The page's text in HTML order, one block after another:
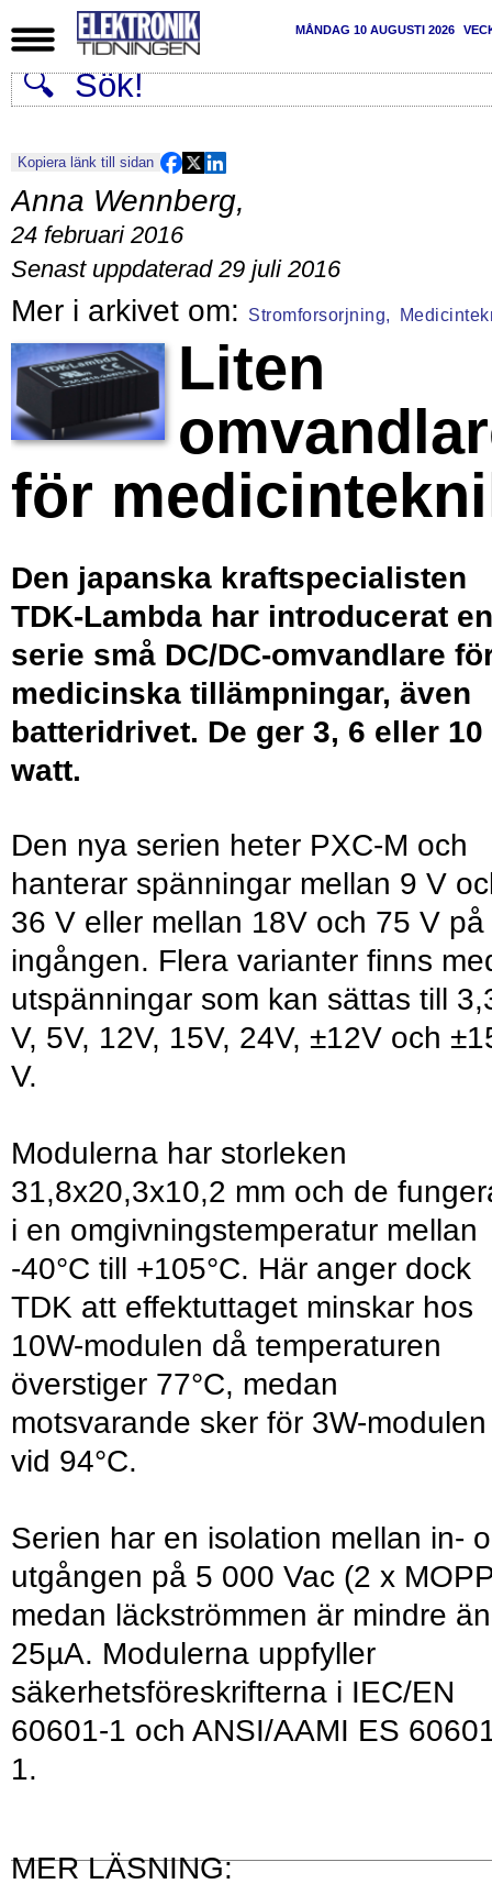
MÅNDAG 10 AUGUSTI 2026
Kopiera länk till sidan
Anna Wennberg,
24 februari 2016
Senast uppdaterad 29 juli 2016
Stromforsorjning,
Liten
för
Den japanska kraftspecialisten
TDK-Lambda har introducerat en
serie små DC/DC-omvandlare
medicinska tillämpningar, även
batteridrivet. De ger 3, 6 eller 10
watt.
Den nya serien heter PXC-M och
hanterar spänningar mellan 9 V
36 V eller mellan 18V och 75 V på
ingången. Flera varianter finns
utspänningar som kan sättas till
V, 5V, 12V, 15V, 24V, ±12V och
V.
Modulerna har storleken
31,8x20,3x10,2 mm och de
i en omgivningstemperatur mellan
-40°C till +105°C. Här anger dock
TDK att effektuttaget minskar hos
10W-modulen då temperaturen
överstiger 77°C, medan
motsvarande sker för 3W-modulen
vid 94°C.
Serien har en isolation mellan in-
utgången på 5 000 Vac (2 x
medan läckströmmen är mindre än
25µA. Modulerna uppfyller
säkerhetsföreskrifterna i IEC/EN
60601-1 och ANSI/AAMI ES
1.